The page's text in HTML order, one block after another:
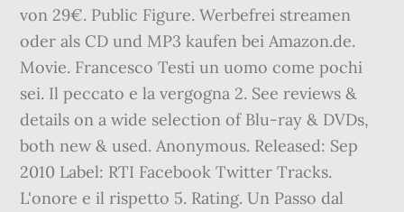
von 29€. Public Figure. Werbefrei streamen
oder als CD und MP3 kaufen bei Amazon.de.
Movie. Francesco Testi un uomo come pochi
sei. Il peccato e la vergogna 2. See reviews &
details on a wide selection of Blu-ray & DVDs,
both new & used. Anonymous. Released: Sep
2010 Label: RTI Facebook Twitter Tracks.
L'onore e il rispetto 5. Rating. Un Passo dal